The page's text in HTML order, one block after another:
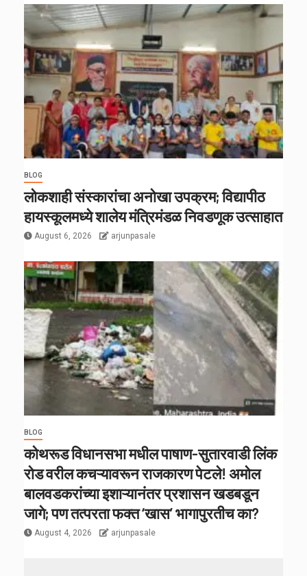
BLOG
लोकशाही संस्कारांचा अनोखा उपक्रम; विद्यापीठ
हायस्कूलमध्ये शालेय मंत्रिमंडळ निवडणूक उत्साहात
August 6, 2026 arjunpasale
BLOG
कोथरूड विधानसभा मधील पाषाण-सुतारवाडी लिंक
रोड वरील कचऱ्यावरून राजकारण पेटले! अमोल
बालवडकरांच्या इशाऱ्यानंतर प्रशासन खडबडून
जागे; पण तत्परता फक्त ‘खास’ भागापुरतीच का?
August 4, 2026 arjunpasale